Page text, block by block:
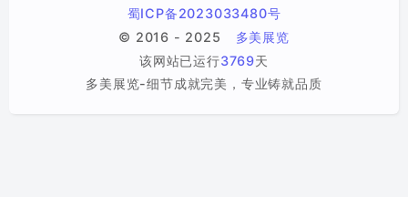
蜀ICP备2023033480号
© 2016 - 2025
多美展览
该网站已运行3769天
多美展览-细节成就完美，专业铸就品质